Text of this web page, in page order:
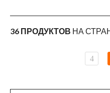
36 ПРОДУКТОВ НА